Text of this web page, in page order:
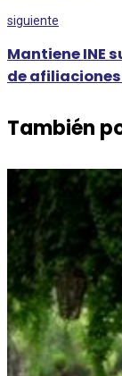
siguiente
Mantiene INE
de
También